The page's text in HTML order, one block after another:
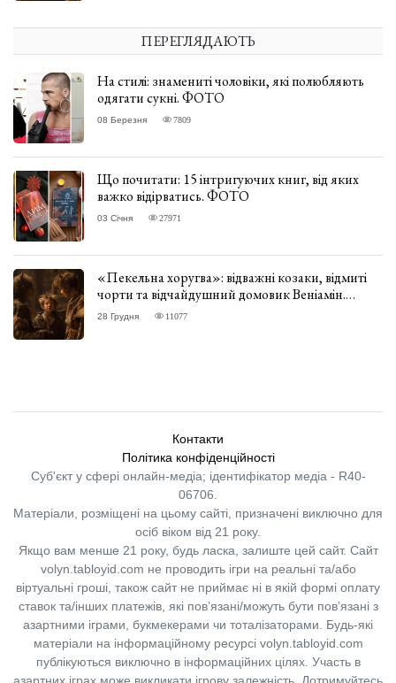
ПЕРЕГЛЯДАЮТЬ
На стилі: знамениті чоловіки, які полюбляють
одягати сукні. ФОТО
08 Березня 7809
Що почитати: 15 інтригуючих книг, від яких
важко відірватись. ФОТО
03 Січня 27971
«Пекельна хоругва»: відважні козаки, відмиті
чорти та відчайдушний домовик Веніамін.
ВІДГУК
28 Грудня 11077
Контакти
Політика конфіденційності
Суб'єкт у сфері онлайн-медіа; ідентифікатор медіа - R40-
06706.
Матеріали, розміщені на цьому сайті, призначені виключно для
осіб віком від 21 року.
Якщо вам менше 21 року, будь ласка, залиште цей сайт. Сайт
volyn.tabloyid.com не проводить ігри на реальні та/або
віртуальні гроші, також сайт не приймає ні в якій формі оплату
ставок та/інших платежів, які пов’язані/можуть бути пов’язані з
азартними іграми, букмекерами чи тоталізаторами. Будь-які
матеріали на інформаційному ресурсі volyn.tabloyid.com
публікуються виключно в інформаційних цілях. Участь в